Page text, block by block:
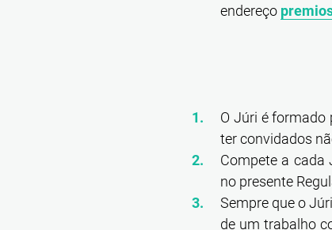
endereço
O Júri é formado
ter convidados
Compete a cada
no presente
Sempre que o
de um trabalho